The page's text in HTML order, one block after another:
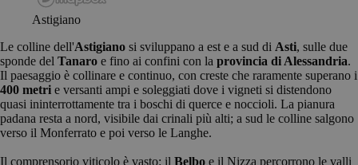
Astigiano
Le colline dell'Astigiano si sviluppano a est e a sud di Asti, sulle due
sponde del Tanaro e fino ai confini con la provincia di Alessandria.
Il paesaggio è collinare e continuo, con creste che raramente superano i
400 metri e versanti ampi e soleggiati dove i vigneti si distendono
quasi ininterrottamente tra i boschi di querce e noccioli. La pianura
padana resta a nord, visibile dai crinali più alti; a sud le colline salgono
verso il Monferrato e poi verso le Langhe.
Il comprensorio viticolo è vasto: il Belbo e il Nizza percorrono le valli